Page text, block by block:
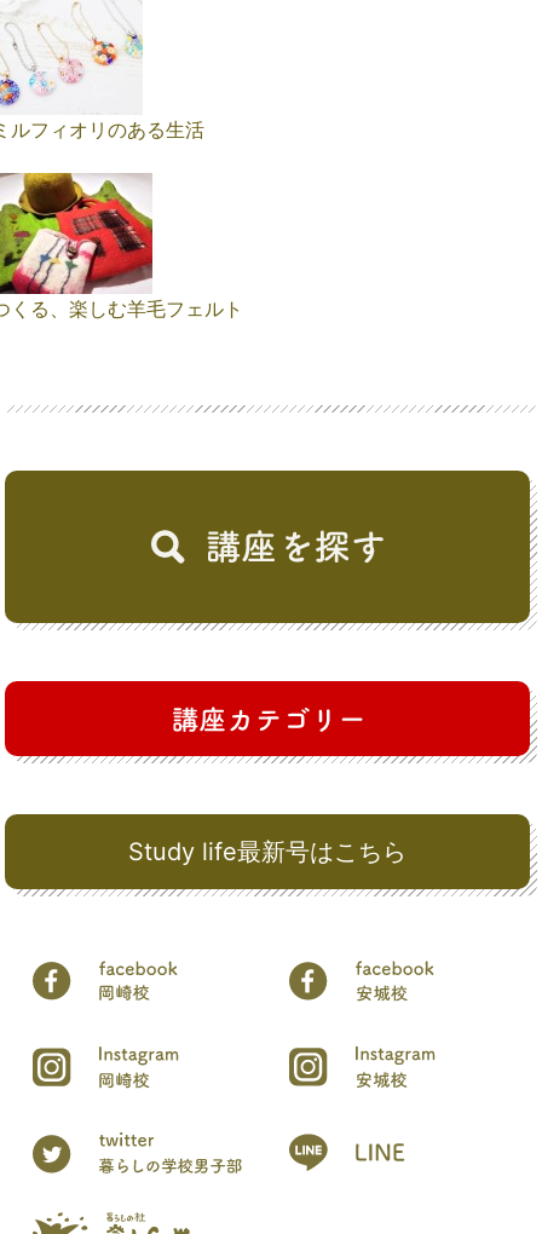
Study life最新号はこちら
ルフィオリのある生活
くる、楽しむ羊毛フェルト